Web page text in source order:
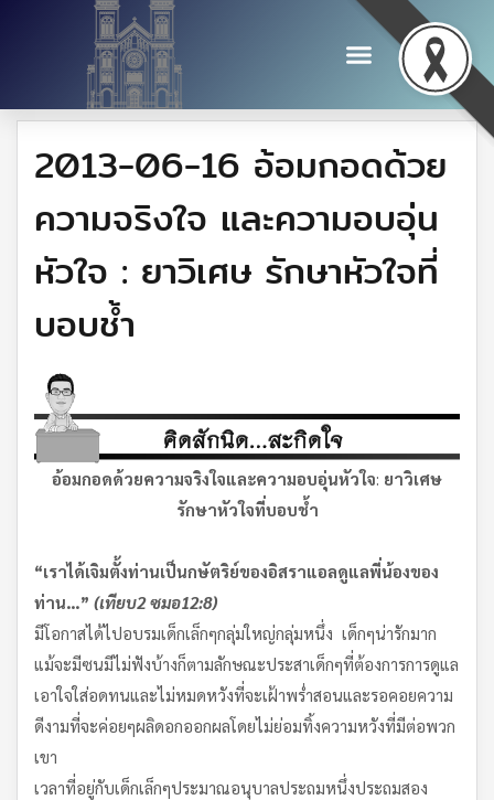
2013-06-16 อ้อมกอดด้วย
ความจริงใจ และความอบอุ่น
หัวใจ : ยาวิเศษ รักษาหัวใจที่
บอบช้ำ
อ้อมกอดด้วยความจริงใจและความอบอุ่นหัวใจ: ยาวิเศษ
รักษาหัวใจที่บอบช้ำ
“เราได้เจิมตั้งท่านเป็นกษัตริย์ของอิสราแอลดูแลพี่น้องของ
ท่าน…” (เทียบ2ซมอ12:8)
มีโอกาสได้ไปอบรมเด็กเล็กๆกลุ่มใหญ่กลุ่มหนึ่ง เด็กๆน่ารักมาก
แม้จะมีซนมีไม่ฟังบ้างก็ตามลักษณะประสาเด็กๆที่ต้องการการดูแล
เอาใจใส่อดทนและไม่หมดหวังที่จะเฝ้าพร่ำสอนและรอคอยความ
ดีงามที่จะค่อยๆผลิดอกออกผลโดยไม่ย่อมทิ้งความหวังที่มีต่อพวก
เขา
เวลาที่อยู่กับเด็กเล็กๆประมาณอนุบาลประถมหนึ่งประถมสอง